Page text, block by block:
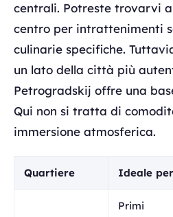
centrali. Potreste trovarvi
centro per intrattenimenti
culinarie specifiche.
un lato della città più
Petrogradskij offre una
Qui non si tratta di
immersione atmosferica.
Quartiere Ideale per
Primi